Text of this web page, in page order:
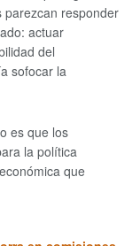
parezcan responder
actuar
del
sofocar la
es que los
la política
que